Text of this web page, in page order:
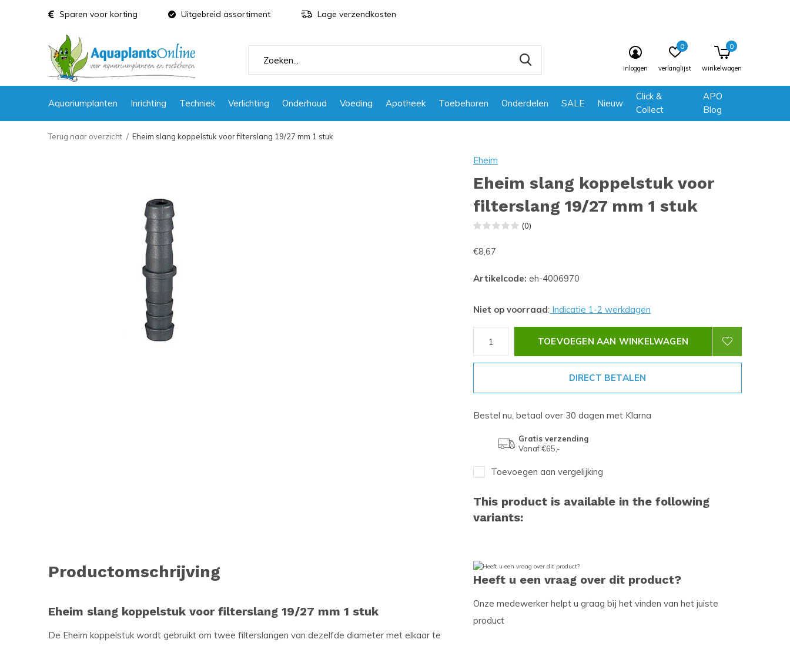
Aquariumplanten Inrichting Techniek Verlichting Onderhoud Voeding Apotheek Toebehoren Onderdelen SALE Nieuw
Click &
Collect
APO
Blog
inloggen verlanglijst
0
winkelwagen
0
Sparen voor korting Uitgebreid assortiment Lage verzendkosten
Terug naar overzicht Eheim slang koppelstuk voor filterslang 19/27 mm 1 stuk
Eheim
Eheim slang koppelstuk voor
filterslang 19/27 mm 1 stuk
(0)
€8,67
Artikelcode: eh-4006970
Niet op voorraad: Indicatie 1-2 werkdagen
TOEVOEGEN AAN WINKELWAGEN
DIRECT BETALEN
Bestel nu, betaal over 30 dagen met Klarna
Gratis verzending
Vanaf €65,-
Toevoegen aan vergelijking
This product is available in the following
variants:
Productomschrijving
Eheim slang koppelstuk voor filterslang 19/27 mm 1 stuk
De Eheim koppelstuk wordt gebruikt om twee filterslangen van dezelfde diameter met elkaar te
Heeft u een vraag over dit product?
Onze medewerker helpt u graag bij het vinden van het juiste
product